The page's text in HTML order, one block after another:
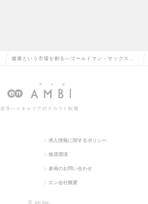
健康という市場を創る―ゴールドマン・サックスを
若手ハイキャリアのスカウト転職
求人情報に関するポリシー
推奨環境
参画のお問い合わせ
エン会社概要
© en Inc.